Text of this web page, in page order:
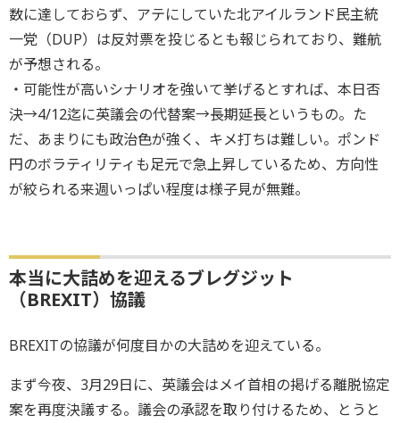
数に達しておらず、アテにしていた北アイルランド民主統
一党（DUP）は反対票を投じるとも報じられており、難航
が予想される。
・可能性が高いシナリオを強いて挙げるとすれば、本日否
決→4/12迄に英議会の代替案→長期延長というもの。た
だ、あまりにも政治色が強く、キメ打ちは難しい。ポンド
円のボラティリティも足元で急上昇しているため、方向性
が絞られる来週いっぱい程度は様子見が無難。
本当に大詰めを迎えるブレグジット
（BREXIT）協議
BREXITの協議が何度目かの大詰めを迎えている。
まず今夜、3月29日に、英議会はメイ首相の掲げる離脱協定
案を再度決議する。議会の承認を取り付けるため、とうと